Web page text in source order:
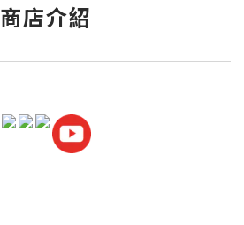
商店介紹